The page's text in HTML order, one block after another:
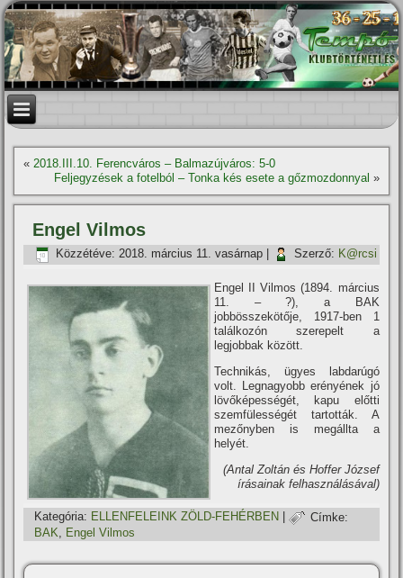
«2018.III.10. Ferencváros – Balmazújváros: 5-0
Feljegyzések a fotelból – Tonka kés esete a gőzmozdonnyal »
Engel Vilmos
Közzétéve: 2018. március 11. vasárnap Szerző: K@rcsi
Engel II Vilmos (1894. március
11. – ?), a BAK
jobbösszekötője, 1917-ben 1
találkozón szerepelt a
legjobbak között.
Technikás, ügyes labdarúgó
volt. Legnagyobb erényének jó
lövőképességét, kapu előtti
szemfülességét tartották. A
mezőnyben is megállta a
helyét.
(Antal Zoltán és Hoffer József
í­rásainak felhasználásával)
Kategória: ELLENFELEINK ZÖLD-FEHÉRBEN |
Címke:
BAK, Engel Vilmos